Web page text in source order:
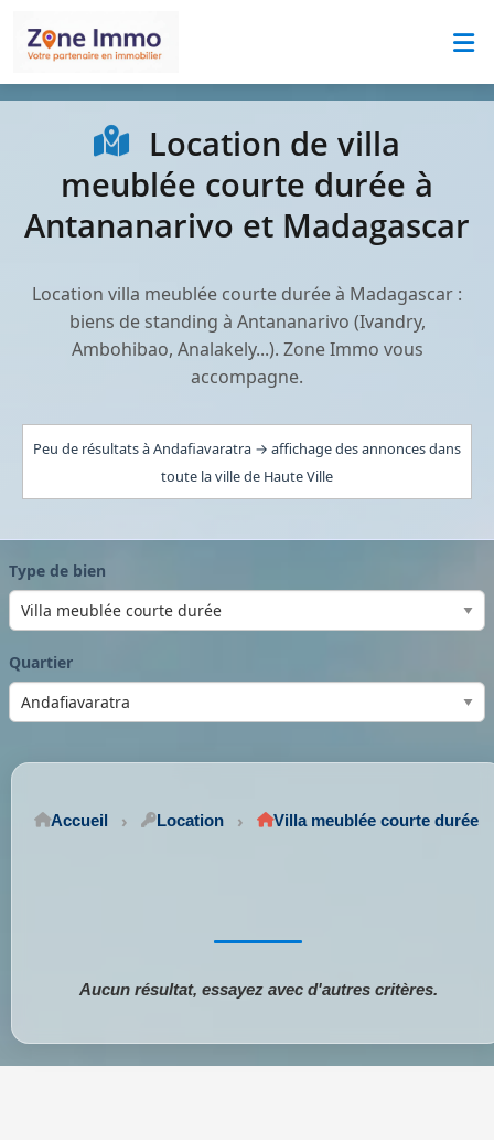
Location de villa
meublée courte durée à
Antananarivo et Madagascar
Location villa meublée courte durée à Madagascar :
biens de standing à Antananarivo (Ivandry,
Ambohibao, Analakely...). Zone Immo vous
accompagne.
Peu de résultats à Andafiavaratra → affichage des annonces dans
toute la ville de Haute Ville
Type de bien
Quartier
Accueil Location Villa meublée courte durée
Aucun résultat, essayez avec d'autres critères.